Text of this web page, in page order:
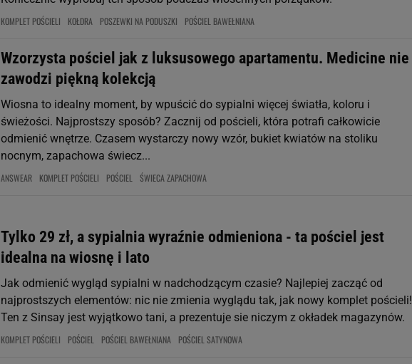
KOMPLET POŚCIELI KOŁDRA POSZEWKI NA PODUSZKI POŚCIEL BAWEŁNIANA
Wzorzysta pościel jak z luksusowego apartamentu. Medicine nie
zawodzi piękną kolekcją
Wiosna to idealny moment, by wpuścić do sypialni więcej światła, koloru i
świeżości. Najprostszy sposób? Zacznij od pościeli, która potrafi całkowicie
odmienić wnętrze. Czasem wystarczy nowy wzór, bukiet kwiatów na stoliku
nocnym, zapachowa świecz...
ANSWEAR KOMPLET POŚCIELI POŚCIEL ŚWIECA ZAPACHOWA
Tylko 29 zł, a sypialnia wyraźnie odmieniona - ta pościel jest
idealna na wiosnę i lato
Jak odmienić wygląd sypialni w nadchodzącym czasie? Najlepiej zacząć od
najprostszych elementów: nic nie zmienia wyglądu tak, jak nowy komplet pościeli!
Ten z Sinsay jest wyjątkowo tani, a prezentuje sie niczym z okładek magazynów.
KOMPLET POŚCIELI POŚCIEL POŚCIEL BAWEŁNIANA POŚCIEL SATYNOWA